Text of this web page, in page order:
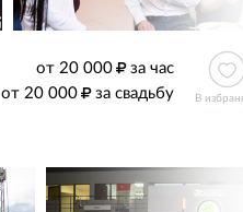
от 20 000
за час
от 20 000
за свадьбу В